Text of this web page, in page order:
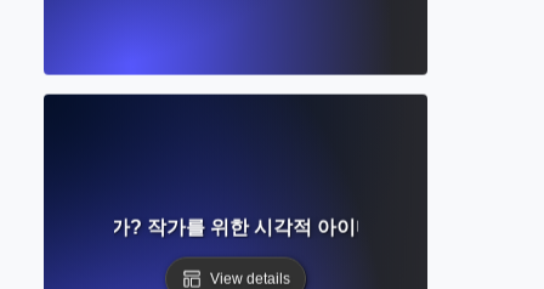
이란 무엇인가? 작가를 위한 시각적 아이디어 조직 완벽 가이드
View details